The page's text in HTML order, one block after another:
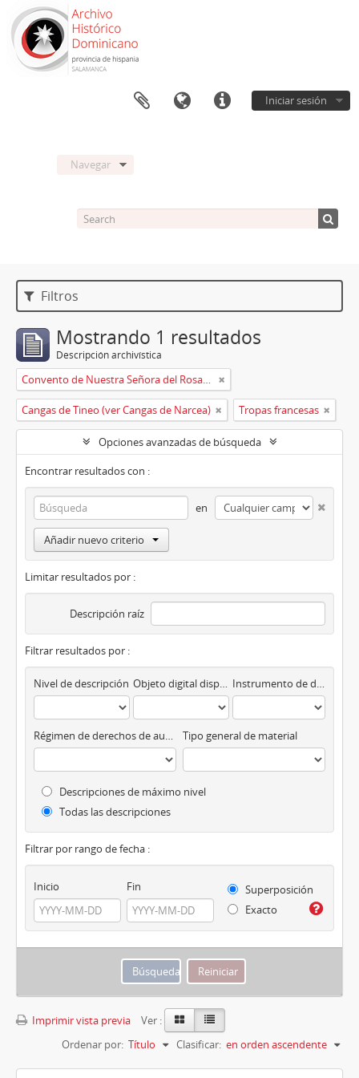
Iniciar sesión
Navegar
Filtros
Mostrando 1 resultados
Descripción archivística
Convento de Nuestra Señora del Rosario de Oviedo
Cangas de Tineo (ver Cangas de Narcea) Tropas francesas
Opciones avanzadas de búsqueda
Encontrar resultados con :
en
Añadir nuevo criterio
Limitar resultados por :
Descripción raíz
Filtrar resultados por :
Nivel de descripción Objeto digital disponibles Instrumento de descripción
Régimen de derechos de autor Tipo general de material
Descripciones de máximo nivel
Todas las descripciones
Filtrar por rango de fecha :
Inicio Fin
Superposición
Exacto
Imprimir vista previa
Ver :
Ordenar por: Título Clasificar: en orden ascendente